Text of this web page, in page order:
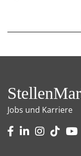
Jobs und Karriere